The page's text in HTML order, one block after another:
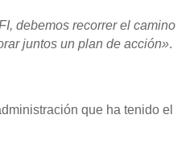
debemos recorrer el camino
juntos un plan de acción».
que ha tenido el